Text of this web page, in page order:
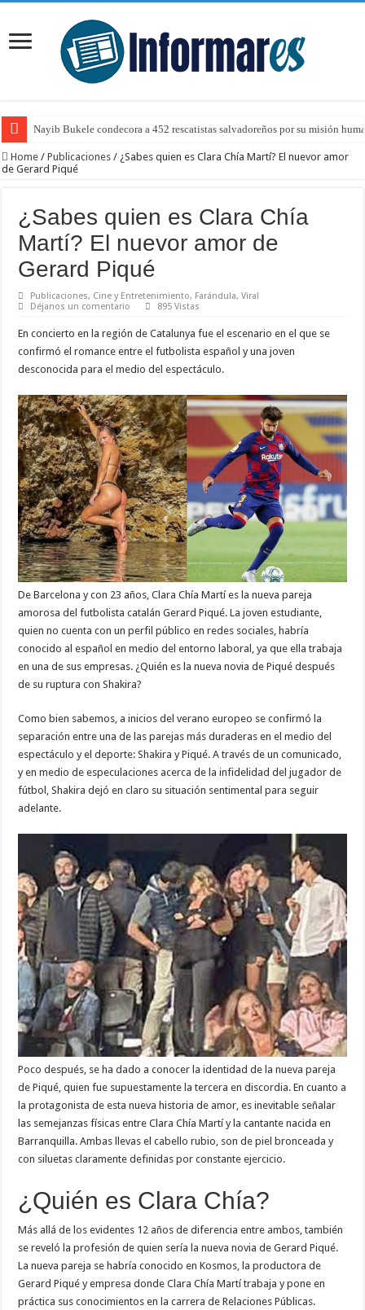
Nayib Bukele condecora a 452 rescatistas salvadoreños por su misión
Home / Publicaciones / ¿Sabes quien es Clara Chía Martí? El nuevor amor
de Gerard Piqué
¿Sabes quien es Clara Chía
Martí? El nuevor amor de
Gerard Piqué
Publicaciones, Cine y Entretenimiento, Farándula,Viral
Déjanos un comentario
895 Vistas
En concierto en la región de Catalunya fue el escenario en el que se
confirmó el romance entre el futbolista español y una joven
desconocida para el medio del espectáculo.
De Barcelona y con 23 años, Clara Chía Martí es la nueva pareja
amorosa del futbolista catalán Gerard Piqué. La joven estudiante,
quien no cuenta con un perfil público en redes sociales, habría
conocido al español en medio del entorno laboral, ya que ella trabaja
en una de sus empresas. ¿Quién es la nueva novia de Piqué después
de su ruptura con Shakira?
Como bien sabemos, a inicios del verano europeo se confirmó la
separación entre una de las parejas más duraderas en el medio del
espectáculo y el deporte: Shakira y Piqué. A través de un comunicado,
y en medio de especulaciones acerca de la infidelidad del jugador de
fútbol, Shakira dejó en claro su situación sentimental para seguir
adelante.
Poco después, se ha dado a conocer la identidad de la nueva pareja
de Piqué, quien fue supuestamente la tercera en discordia. En cuanto a
la protagonista de esta nueva historia de amor, es inevitable señalar
las semejanzas físicas entre Clara Chía Martí y la cantante nacida en
Barranquilla. Ambas llevas el cabello rubio, son de piel bronceada y
con siluetas claramente definidas por constante ejercicio.
¿Quién es Clara Chía?
Más allá de los evidentes 12 años de diferencia entre ambos, también
se reveló la profesión de quien sería la nueva novia de Gerard Piqué.
La nueva pareja se habría conocido en Kosmos, la productora de
Gerard Piqué y empresa donde Clara Chía Martí trabaja y pone en
práctica sus conocimientos en la carrera de Relaciones Públicas.